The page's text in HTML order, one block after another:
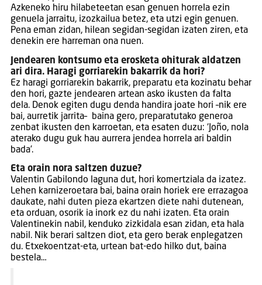
Azkeneko hiru hilabeteetan esan genuen horrela ezin
genuela jarraitu, izozkailua betez, eta utzi egin genuen.
Pena eman zidan, hilean segidan-segidan izaten ziren, eta
denekin ere harreman ona nuen.
Jendearen kontsumo eta erosketa ohiturak aldatzen
ari dira. Haragi gorriarekin bakarrik da hori?
Ez haragi gorriarekin bakarrik, preparatu eta kozinatu behar
den hori, gazte jendearen artean asko ikusten da falta
dela. Denok egiten dugu denda handira joate hori –nik ere
bai, aurretik jarrita– baina gero, preparatutako generoa
zenbat ikusten den karroetan, eta esaten duzu: ‘Joño, nola
aterako dugu guk hau aurrera jendea horrela ari baldin
bada’.
Eta orain nora saltzen duzue?
Valentin Gabilondo laguna dut, hori komertziala da izatez.
Lehen karnizeroetara bai, baina orain horiek ere errazagoa
daukate, nahi duten pieza ekartzen diete nahi dutenean,
eta orduan, osorik ia inork ez du nahi izaten. Eta orain
Valentinekin nabil, kenduko zizkidala esan zidan, eta hala
nabil. Nik berari saltzen diot, eta gero berak enplegatzen
du. Etxekoentzat-eta, urtean bat-edo hilko dut, baina
bestela…